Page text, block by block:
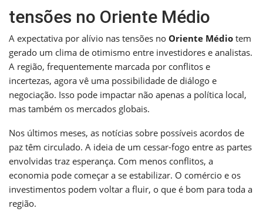
tensões no Oriente Médio
A expectativa por alívio nas tensões no Oriente Médio tem
gerado um clima de otimismo entre investidores e analistas.
A região, frequentemente marcada por conflitos e
incertezas, agora vê uma possibilidade de diálogo e
negociação. Isso pode impactar não apenas a política local,
mas também os mercados globais.
Nos últimos meses, as notícias sobre possíveis acordos de
paz têm circulado. A ideia de um cessar-fogo entre as partes
envolvidas traz esperança. Com menos conflitos, a
economia pode começar a se estabilizar. O comércio e os
investimentos podem voltar a fluir, o que é bom para toda a
região.